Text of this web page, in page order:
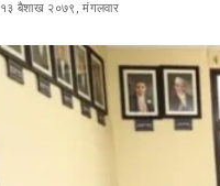
१३ बैशाख २०७९, मंगलवार